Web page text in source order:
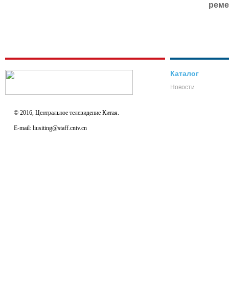
© 2016, Центральное телевидение Китая.
E-mail: liusiting@staff.cntv.cn
Каталог
Новости